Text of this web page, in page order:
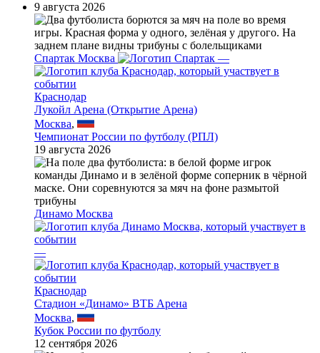
9 августа 2026
Спартак Москва —
Краснодар
Лукойл Арена (Открытие Арена)
Москва,
Чемпионат России по футболу (РПЛ)
19 августа 2026
Динамо Москва
—
Краснодар
Стадион «Динамо» ВТБ Арена
Москва,
Кубок России по футболу
12 сентября 2026